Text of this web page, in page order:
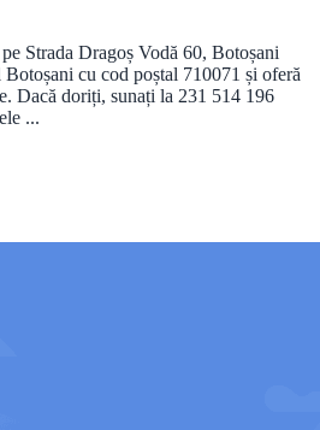
Strada Dragoș Vodă 60, Botoșani
cu cod poștal 710071 și oferă
Dacă doriți, sunați la 231 514 196
...